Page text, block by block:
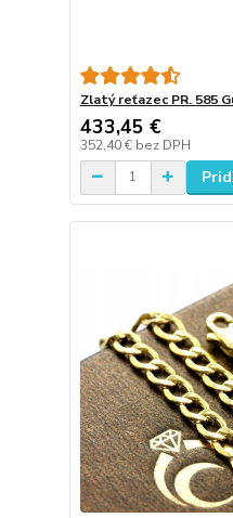
Zlatý reťazec PR. 585
433,45 €
352,40 € bez DPH